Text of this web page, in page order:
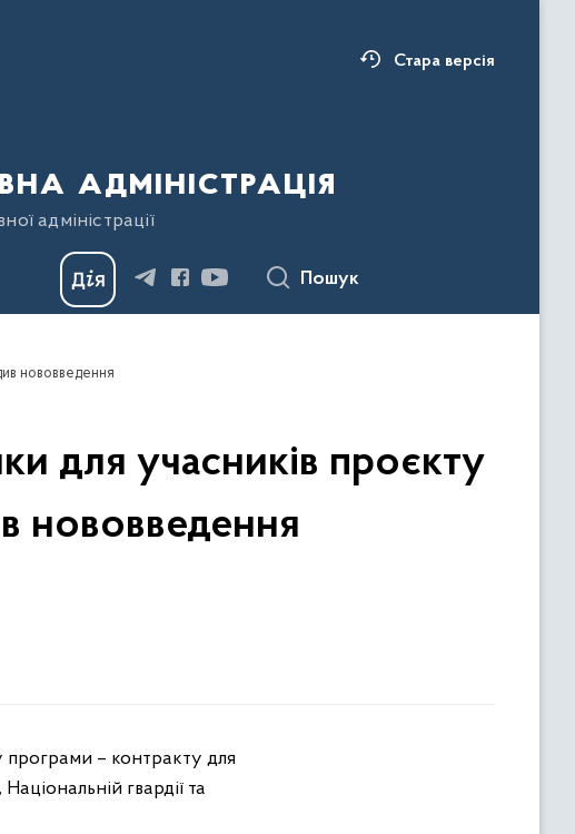
Стара версія
адміністрація
адміністрації
Пошук
нововведення
для учасників проєкту
нововведення
гвардії та